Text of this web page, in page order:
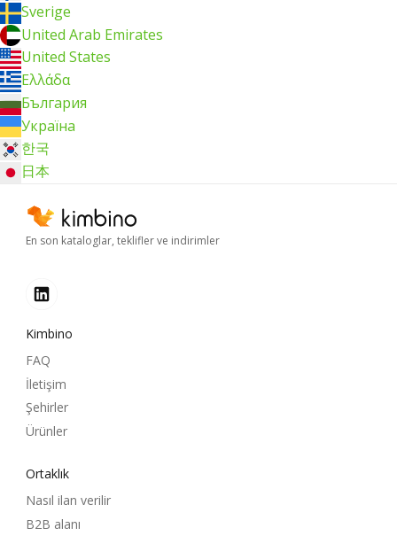
Sverige
United Arab Emirates
United States
Ελλάδα
България
Україна
한국
日本
En son kataloglar, teklifler ve indirimler
Kimbino
FAQ
İletişim
Şehirler
Ürünler
Ortaklık
Nasıl ilan verilir
B2B alanı